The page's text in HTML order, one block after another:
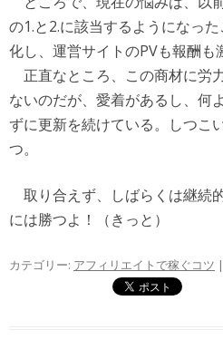
の1.と2.に該当するようになっ
化し、運営サイトのPVも報酬も
正直なところ、この商材に労
ないのだが、愛着があるし、何
ずに更新を続けている。しつこ
つ。
取り合えず、しばらくは継続
には勝つよ！（きっと）
カテゴリー: アフィリエイトで稼ぐコツ